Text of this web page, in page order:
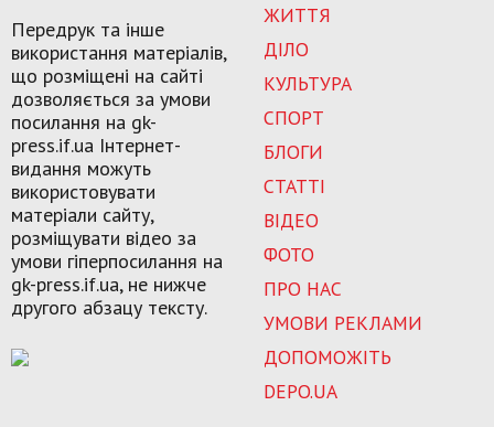
ЖИТТЯ
ДІЛО
КУЛЬТУРА
СПОРТ
БЛОГИ
СТАТТІ
ВІДЕО
ФОТО
ПРО НАС
УМОВИ РЕКЛАМИ
ДОПОМОЖІТЬ
DEPO.UA
Передрук та інше
використання матеріалів,
що розміщені на сайті
дозволяється за умови
посилання на gk-
press.if.ua Інтернет-
видання можуть
використовувати
матеріали сайту,
розміщувати відео за
умови гіперпосилання на
gk-press.if.ua, не нижче
другого абзацу тексту.